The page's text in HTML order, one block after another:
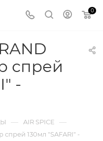
0
спрей
-
— AIR SPICE —
спрей 130мл "SAFARI" -